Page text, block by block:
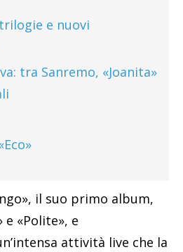
e nuovi
tra Sanremo, «Joanita»
il suo primo album,
«Polite», e
attività live che la